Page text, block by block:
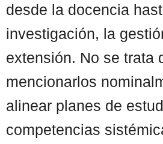
desde la docencia
investigación, la
extensión. No se trata
mencionarlos
alinear planes de
competencias